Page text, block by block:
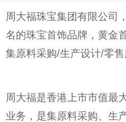
周大福珠宝集团有限公司
名的珠宝首饰品牌，黄金
集原料采购/生产设计/零
周大福是香港上市市值最
业务，是集原料采购、生